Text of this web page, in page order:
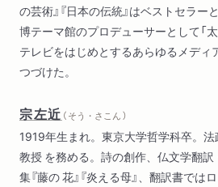
の芸術』『日本の伝統』はベストセラ
博テーマ館のプロデューサーとして「太
テレビをはじめとするあらゆるメディ
つづけた。
宗左近 （ そう・さこん ）
1919年生まれ。東京大学哲学科卒。
教授 を務める。詩の創作、仏文学翻
集『藤の 花』『炎える母』、翻訳書では